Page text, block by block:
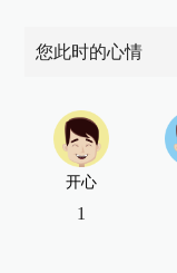
您此时的心情
开心
1